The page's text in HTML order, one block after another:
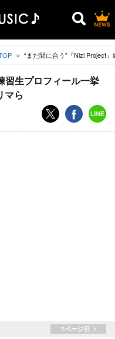
“まだ間に合う”『Nizi Project
習生プロフィール一挙
マら
1ページ目